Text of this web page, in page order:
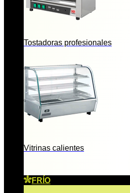
Tostadoras profesionales
Vitrinas calientes
FRÍO